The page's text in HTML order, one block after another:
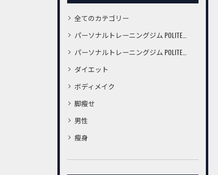
全てのカテゴリー
パーソナルトレーニングジム POLITE桜町店
パーソナルトレーニングジム POLITE鍛冶屋町店
ダイエット
ボディメイク
脚瘦せ
男性
瘦身